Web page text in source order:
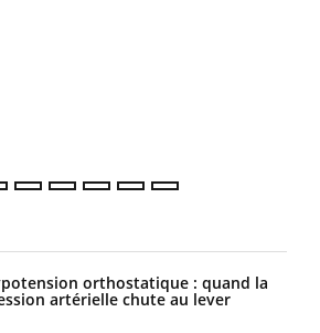
orthostatique : quand la
artérielle chute au lever